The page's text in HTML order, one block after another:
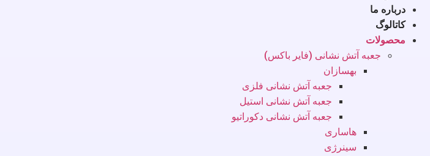
درباره ما
کاتالوگ
محصولات
جعبه آتش نشانی (فایر باکس)
بهسازان
جعبه آتش نشانی فلزی
جعبه آتش نشانی استیل
جعبه آتش نشانی دکوراتیو
هاساری
سینرژی